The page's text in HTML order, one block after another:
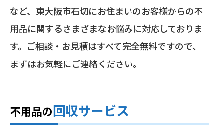
など、東大阪市石切にお住まいのお客様からの不
用品に関するさまざまなお悩みに対応しておりま
す。ご相談・お見積はすべて完全無料ですので、
まずはお気軽にご連絡ください。
不用品の回収サービス